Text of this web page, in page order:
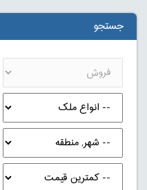
جستجو